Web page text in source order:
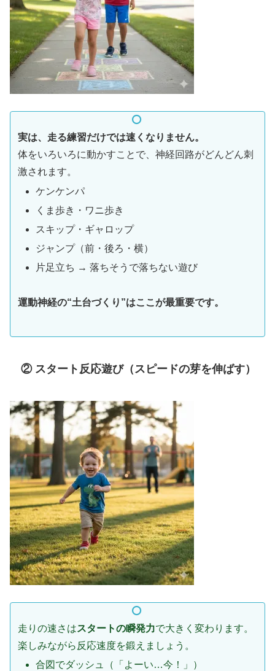
実は、走る練習だけでは速くなりません。
体をいろいろに動かすことで、神経回路がどんどん刺
激されます。
ケンケンパ
くま歩き・ワニ歩き
スキップ・ギャロップ
ジャンプ（前・後ろ・横）
片足立ち → 落ちそうで落ちない遊び
運動神経の“土台づくり”はここが最重要です。
② スタート反応遊び（スピードの芽を伸ばす）
走りの速さはスタートの瞬発力で大きく変わります。
楽しみながら反応速度を鍛えましょう。
合図でダッシュ（「よーい…今！」）